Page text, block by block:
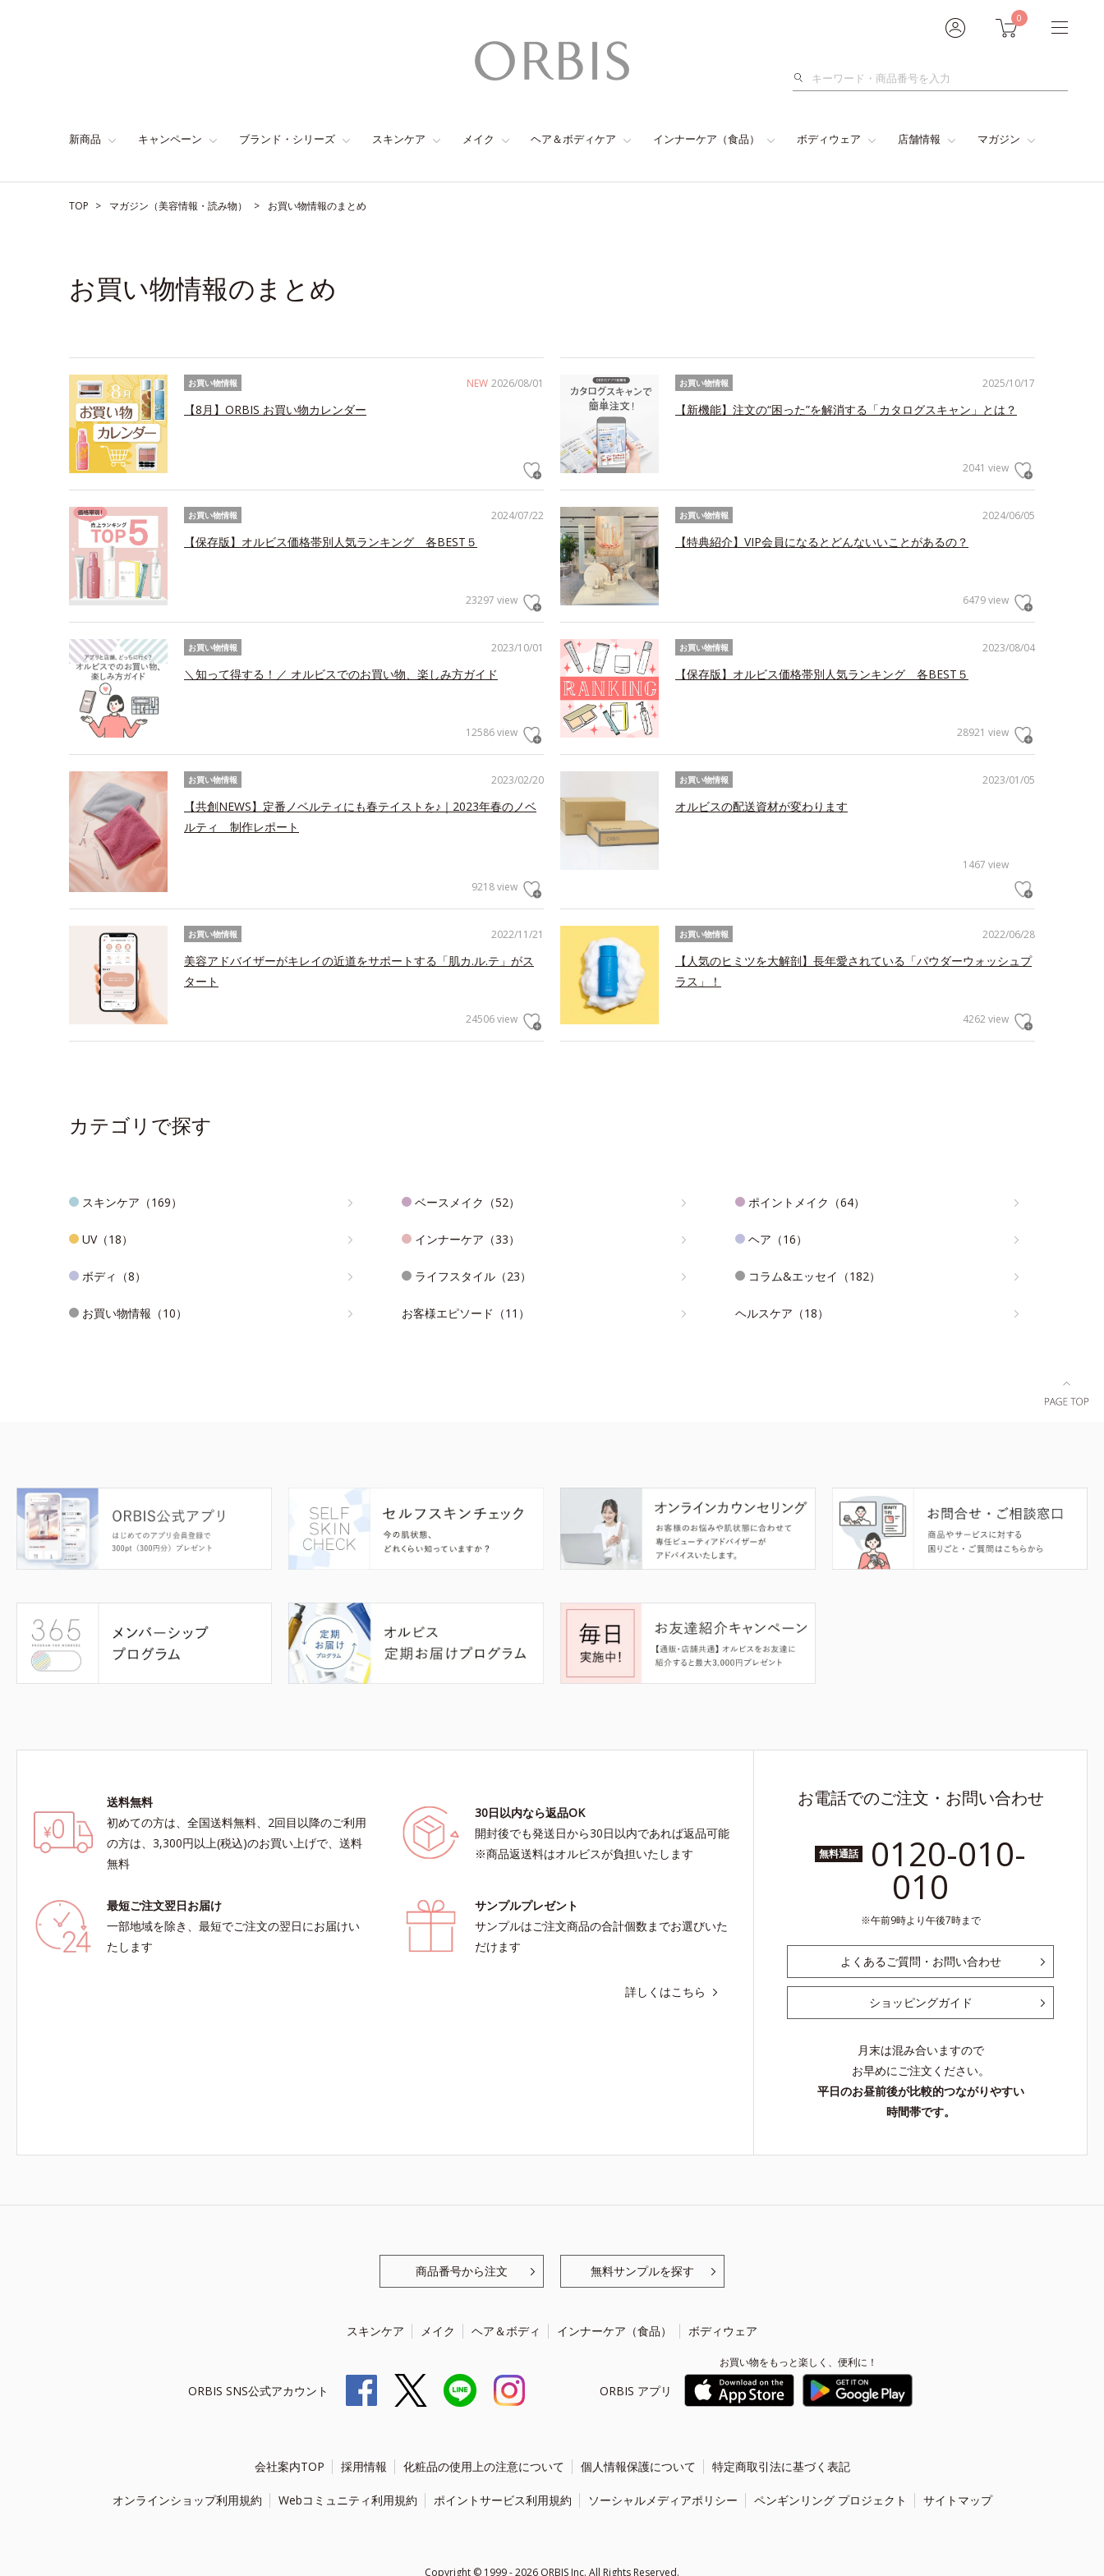
0
検
新商品 キャンペーン ブランド・シリーズ スキンケア メイク ヘア＆ボディケア インナーケア（食品） ボディウェア 店舗情報 マガジン
TOP マガジン（美容情報・読み物） お買い物情報のまとめ
お買い物情報のまとめ
NEW 2026/08/01
お買い物情報
【8月】ORBIS お買い物カレンダー
2025/10/17
お買い物情報
【新機能】注文の“困った”を解消する「カタログスキャン」とは？
2041 view
2024/07/22
お買い物情報
【保存版】オルビス価格帯別人気ランキング 各BEST５
23297 view
2024/06/05
お買い物情報
【特典紹介】VIP会員になるとどんないいことがあるの？
6479 view
2023/10/01
お買い物情報
＼知って得する！／ オルビスでのお買い物、楽しみ方ガイド
12586 view
2023/08/04
お買い物情報
【保存版】オルビス価格帯別人気ランキング 各BEST５
28921 view
2023/02/20
お買い物情報
【共創NEWS】定番ノベルティにも春テイストを♪｜2023年春のノベ
ルティ 制作レポート
9218 view
2023/01/05
お買い物情報
オルビスの配送資材が変わります
1467 view
2022/11/21
お買い物情報
美容アドバイザーがキレイの近道をサポートする「肌カ.ル.テ」がス
タート
24506 view
2022/06/28
お買い物情報
【人気のヒミツを大解剖】長年愛されている「パウダーウォッシュプ
ラス」！
4262 view
カテゴリで探す
スキンケア（169） ベースメイク（52） ポイントメイク（64）
UV（18） インナーケア（33） ヘア（16）
ボディ（8） ライフスタイル（23） コラム&エッセイ（182）
お買い物情報（10） お客様エピソード（11） ヘルスケア（18）
送料無料
初めての方は、全国送料無料、2回目以降のご利用
の方は、3,300円以上(税込)のお買い上げで、送料
無料
30日以内なら返品OK
開封後でも発送日から30日以内であれば返品可能
※商品返送料はオルビスが負担いたします
最短ご注文翌日お届け
一部地域を除き、最短でご注文の翌日にお届けい
たします
サンプルプレゼント
サンプルはご注文商品の合計個数までお選びいた
だけます
詳しくはこちら
お電話でのご注文・お問い合わせ
無料通話 0120-010-
010
午前9時より午後7時まで
よくあるご質問・お問い合わせ
ショッピングガイド
月末は混み合いますので
お早めにご注文ください。
平日のお昼前後が比較的つながりやすい
時間帯です。
商品番号から注文 無料サンプルを探す
スキンケア メイク ヘア＆ボディ インナーケア（食品） ボディウェア
ORBIS SNS公式アカウント ORBIS アプリ
お買い物をもっと楽しく、便利に！
会社案内TOP 採用情報 化粧品の使用上の注意について 個人情報保護について 特定商取引法に基づく表記
オンラインショップ利用規約 Webコミュニティ利用規約 ポイントサービス利用規約 ソーシャルメディアポリシー ペンギンリング プロジェクト サイトマップ
Copyright © 1999 - 2026 ORBIS Inc. All Rights Reserved.